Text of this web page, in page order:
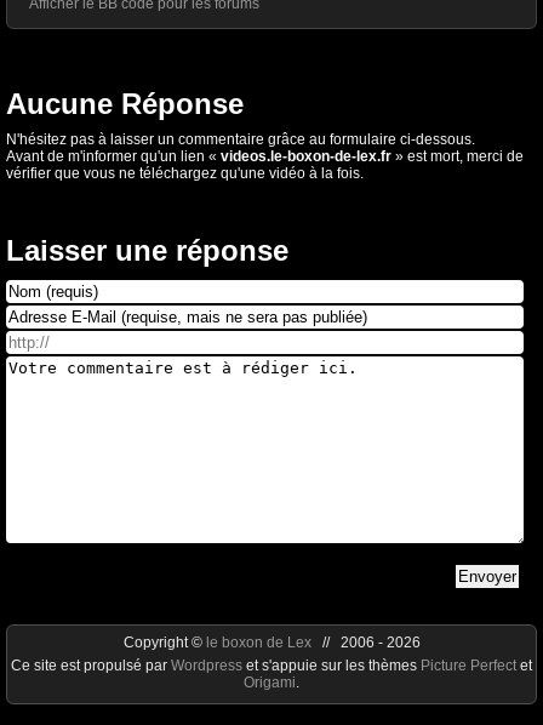
Afficher le BB code pour les forums
Aucune Réponse
N'hésitez pas à laisser un commentaire grâce au formulaire ci-dessous.
Avant de m'informer qu'un lien « videos.le-boxon-de-lex.fr » est mort, merci de
vérifier que vous ne téléchargez qu'une vidéo à la fois.
Laisser une réponse
Copyright © le boxon de Lex// 2006 - 2026
Ce site est propulsé par Wordpress et s'appuie sur les thèmes Picture Perfect et
Origami.